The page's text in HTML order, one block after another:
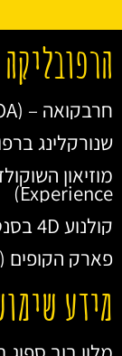
חרבקואה – (JARABACOA) + רפטינג בחרבקואה
שנורקלינג
Experience)
קולנוע 4D בסנטו דומינגו
פארק הקופים (Monkeyland) בפונטה קאנה
מידע